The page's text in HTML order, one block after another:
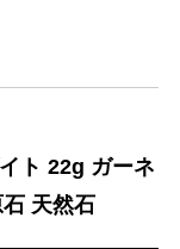
ト 22g ガーネ
天然石